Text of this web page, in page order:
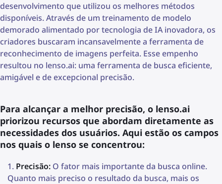
desenvolvimento que utilizou os melhores métodos
disponíveis. Através de um treinamento de modelo
demorado alimentado por tecnologia de IA inovadora, os
criadores buscaram incansavelmente a ferramenta de
reconhecimento de imagens perfeita. Esse empenho
resultou no lenso.ai: uma ferramenta de busca eficiente,
amigável e de excepcional precisão.
Para alcançar a melhor precisão, o lenso.ai
priorizou recursos que abordam diretamente as
necessidades dos usuários. Aqui estão os campos
nos quais o lenso se concentrou:
Precisão: O fator mais importante da busca online.
Quanto mais preciso o resultado da busca, mais os